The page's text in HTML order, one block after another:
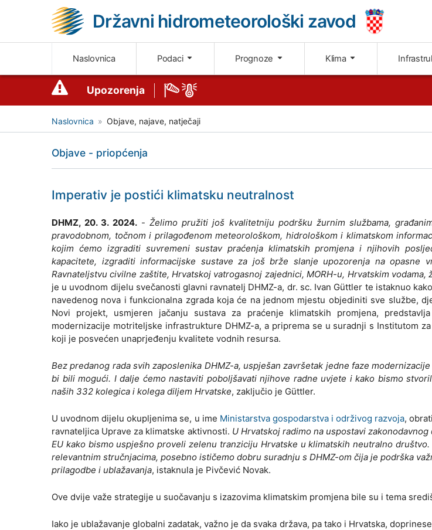
Državni hidrometeorološki zavod
Naslovnica Podaci Prognoze Klima
Upozorenja
Naslovnica Objave, najave, natječaji
Objave - priopćenja
Imperativ je postići klimatsku neutralnost
DHMZ, 20. 3. 2024.- Želimo pružiti još kvalitetniju podršku žurnim službama,
pravodobnom, točnom i prilagođenom meteorološkom, hidrološkom i klimatskom
kojim ćemo izgraditi suvremeni sustav praćenja klimatskih promjena i njihovih
kapacitete, izgraditi informacijske sustave za još brže slanje upozorenja na opasne
Ravnateljstvu civilne zaštite, Hrvatskoj vatrogasnoj zajednici, MORH-u, Hrvatskim vodama,
je u uvodnom dijelu svečanosti glavni ravnatelj DHMZ-a, dr. sc. Ivan Güttler te istaknuo
navedenog nova i funkcionalna zgrada koja će na jednom mjestu objediniti sve službe,
Novi projekt, usmjeren jačanju sustava za praćenje klimatskih promjena,
modernizacije motriteljske infrastrukture DHMZ-a, a priprema se u suradnji s Institutom
koji je posvećen unaprjeđenju kvalitete vodnih resursa.
Bez predanog rada svih zaposlenika DHMZ-a, uspješan završetak jedne faze
bi bili mogući. I dalje ćemo nastaviti poboljšavati njihove radne uvjete i kako bismo
naših 332 kolegica i kolega diljem Hrvatske, zaključio je Güttler.
U uvodnom dijelu okupljenima se, u ime Ministarstva gospodarstva i održivog razvoja,
ravnateljica Uprave za klimatske aktivnosti. U Hrvatskoj radimo na uspostavi
EU kako bismo uspješno proveli zelenu tranziciju Hrvatske u klimatskih neutralno
relevantnim stručnjacima, posebno ističemo dobru suradnju s DHMZ-om čija je podrška
prilagodbe i ublažavanja, istaknula je Pivčević Novak.
Ove dvije važe strategije u suočavanju s izazovima klimatskim promjena bile su i tema
Iako je ublažavanje globalni zadatak, važno je da svaka država, pa tako i Hrvatska,